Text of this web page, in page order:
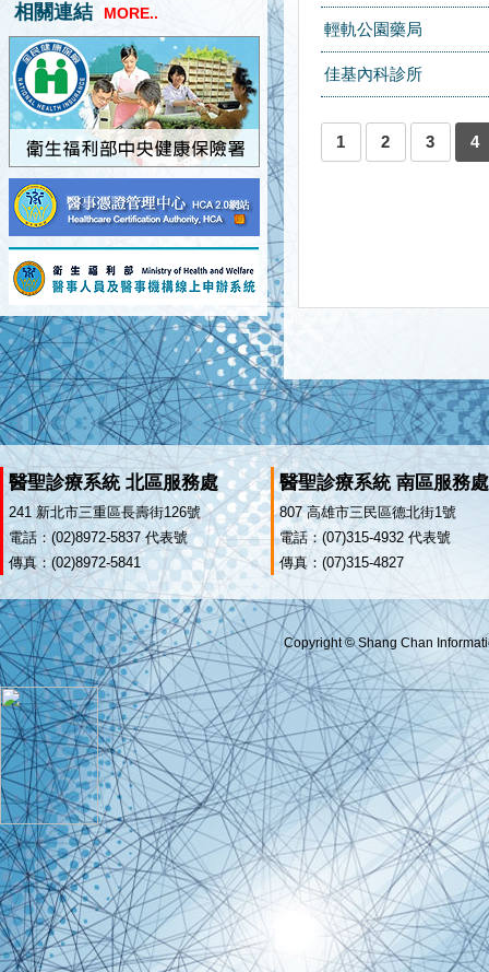
相關連結 MORE..
輕軌公園藥局
佳基內科診所
1 2 3 4
醫聖診療系統 北區服務處
241 新北市三重區長壽街126號
電話：(02)8972-5837 代表號
傳真：(02)8972-5841
醫聖診療系統 南區服務處
807 高雄市三民區德北街1號
電話：(07)315-4932 代表號
傳真：(07)315-4827
Copyright © Shang Chan